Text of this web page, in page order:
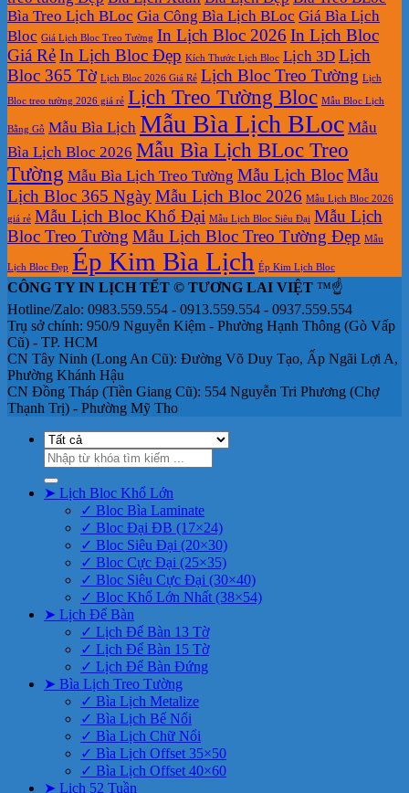
Đại
đẹp
In
Lịch
Để
Bàn
Bìa Treo Lịch BLoc Gia Công Bìa Lịch BLoc Giá Bìa Lịch
Bloc Giá Lịch Bloc Treo Tường In Lịch Bloc 2026 In Lịch Bloc
Giá RẻIn Lịch Bloc Đẹp Kích Thước Lịch Bloc Lịch 3D Lịch
Bloc 365 Tờ Lịch Bloc 2026 Giá Rẻ Lịch Bloc Treo Tường Lịch
Bloc treo tường 2026 giá rẻ Lịch Treo Tường Bloc Mẫu Bloc Lịch
Bằng Gỗ Mẫu Bìa Lịch Mẫu Bìa Lịch BLoc Mẫu
Bìa Lịch Bloc 2026 Mẫu Bìa Lịch BLoc Treo
Tường Mẫu Bìa Lịch Treo Tường Mẫu Lịch BlocMẫu
Lịch Bloc 365 NgàyMẫu Lịch Bloc 2026 Mẫu Lịch Bloc 2026
giá rẻ Mẫu Lịch Bloc Khổ Đại Mẫu Lịch Bloc Siêu Đại Mẫu Lịch
Bloc Treo Tường Mẫu Lịch Bloc Treo Tường Đẹp Mẫu
Lịch Bloc Đẹp Ép Kim Bìa Lịch Ép Kim Lịch Bloc
CÔNG TY IN LỊCH TẾT © TƯƠNG LAI VIỆT ™☝️
Hotline/Zalo: 0983.559.554 - 0913.559.554 - 0937.559.554
Trụ sở chính: 950/9 Nguyễn Kiệm - Phường Hạnh Thông (Gò Vấp
Cũ) - TP. HCM
CN Tây Ninh (Long An Cũ): Đường Võ Duy Tạo, Ấp Ngãi Lợi A,
Phường Khánh Hậu
CN Đồng Tháp (Tiền Giang Cũ): 554 Nguyễn Tri Phương (Chợ
Thạnh Trị) - Phường Mỹ Tho
Tìm
kiếm:
➤ Lịch Bloc Khổ Lớn
✓ Bloc Bìa Laminate
✓ Bloc Đại ĐB (17×24)
✓ Bloc Siêu Đại (20×30)
✓ Bloc Cực Đại (25×35)
✓ Bloc Siêu Cực Đại (30×40)
✓ Bloc Khổ Lớn Nhất (38×54)
➤ Lịch Để Bàn
✓ Lịch Để Bàn 13 Tờ
✓ Lịch Để Bàn 15 Tờ
✓ Lịch Để Bàn Đứng
➤ Bìa Lịch Treo Tường
✓ Bìa Lịch Metalize
✓ Bìa Lịch Bế Nổi
✓ Bìa Lịch Chữ Nổi
✓ Bìa Lịch Offset 35×50
✓ Bìa Lịch Offset 40×60
➤ Lịch 52 Tuần